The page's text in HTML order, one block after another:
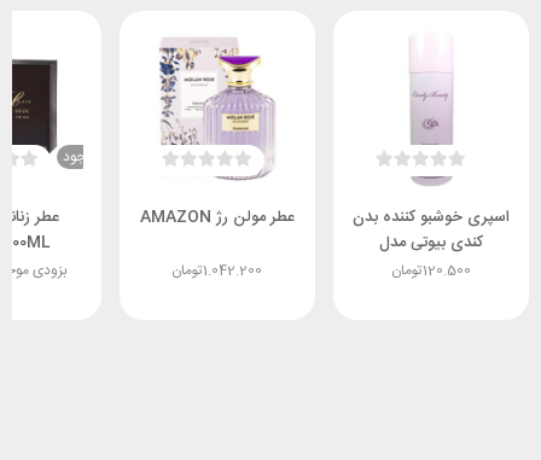
اسپری خوشبو کننده بدن
کندی بیوتی مدل
Tresor Midnight
تومان120.500
عطر مولن رژ AMAZON
تومان1.042.200
ناموجود
بزودی